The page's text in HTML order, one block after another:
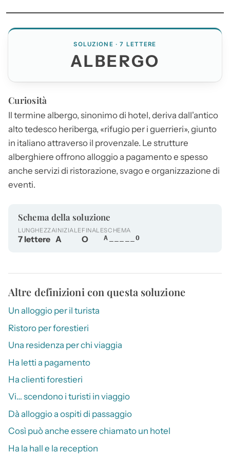
SOLUZIONE · 7 LETTERE
ALBERGO
Curiosità
Il termine albergo, sinonimo di hotel, deriva dall'antico
alto tedesco heriberga, «rifugio per i guerrieri», giunto
in italiano attraverso il provenzale. Le strutture
alberghiere offrono alloggio a pagamento e spesso
anche servizi di ristorazione, svago e organizzazione di
eventi.
Schema della soluzione
LUNGHEZZA
7 lettere
INIZIALE
A
FINALE
O
SCHEMA
A_____O
Altre definizioni con questa soluzione
Un alloggio per il turista
Ristoro per forestieri
Una residenza per chi viaggia
Ha letti a pagamento
Ha clienti forestieri
Vi… scendono i turisti in viaggio
Dà alloggio a ospiti di passaggio
Così può anche essere chiamato un hotel
Ha la hall e la reception